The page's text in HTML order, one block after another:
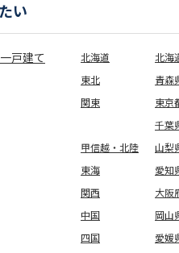
い
戸建て 北海道 北海
東北
青森
関東
東京
千葉
甲信越・北陸
山梨
東海
愛知
関西
大阪
中国
岡山
四国
愛媛